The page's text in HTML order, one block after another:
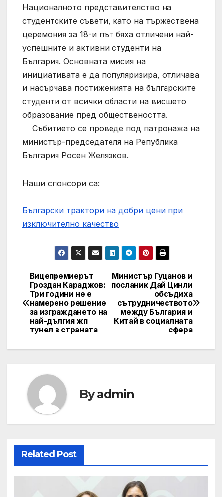
Националното представителство на
студентските съвети, като на тържествена
церемония за 18-и път бяха отличени най-
успешните и активни студенти на
България. Основната мисия на
инициативата е да популяризира, отличава
и насърчава постиженията на българските
студенти от всички области на висшето
образование пред обществеността.
Събитието се проведе под патронажа на
министър-председателя на Република
България Росен Желязков.
Наши спонсори са:
Български трактори на добри цени при
изключително качество
Post
navigation
Министър Гуцанов и
посланик Дай Цинли
обсъдиха
сътрудничеството
между България и
Китай в социалнатa
сфера
Вицепремиерът
Гроздан Караджов:
Три години не е
намерено решение
за изграждането на
най-дългия жп
тунел в страната
Byadmin
Related Post